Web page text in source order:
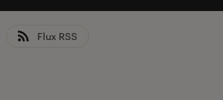
Flux RSS